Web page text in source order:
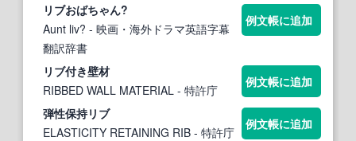
リブおばちゃん?
Aunt liv? - 映画・海外ドラマ英語字幕
翻訳辞書
例文帳に追加
リブ付き壁材
RIBBED WALL MATERIAL - 特許庁
例文帳に追加
弾性保持リブ
ELASTICITY RETAINING RIB - 特許庁
例文帳に追加